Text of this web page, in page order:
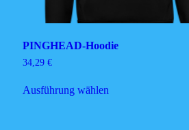
PINGHEAD-Hoodie
34,29 €
Ausführung wählenProdukt